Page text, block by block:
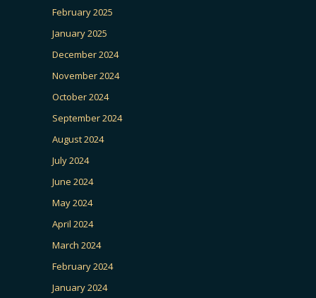
February 2025
January 2025
December 2024
November 2024
October 2024
September 2024
August 2024
July 2024
June 2024
May 2024
April 2024
March 2024
February 2024
January 2024